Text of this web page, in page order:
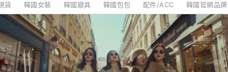
貨 韓國女裝 韓國寢具 韓國包包 配件/ACC 韓國官網品